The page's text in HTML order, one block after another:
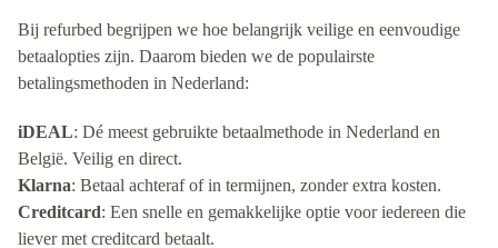
Bij refurbed begrijpen we hoe belangrijk veilige en eenvoudige
betaalopties zijn. Daarom bieden we de populairste
betalingsmethoden in Nederland:
iDEAL: Dé meest gebruikte betaalmethode in Nederland en
België. Veilig en direct.
Klarna: Betaal achteraf of in termijnen, zonder extra kosten.
Creditcard: Een snelle en gemakkelijke optie voor iedereen die
liever met creditcard betaalt.